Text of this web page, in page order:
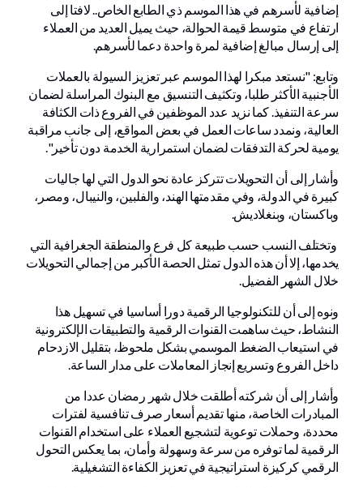
إضافية لأسرهم في هذا الموسم ذي الطابع الخاص.. لافتا إلى
ارتفاع في متوسط قيمة الحوالة، حيث يميل العديد من العملاء
إلى إرسال مبالغ إضافية لمرة واحدة دعما لأسرهم.
وتابع: "نستعد مبكرا لهذا الموسم عبر تعزيز السيولة بالعملات
الأجنبية الأكثر طلبا، وتكثيف التنسيق مع البنوك المراسلة لضمان
سرعة التنفيذ. كما نزيد عدد الموظفين في الفروع ذات الكثافة
العالية، ونمدد ساعات العمل في بعض المواقع، إلى جانب مراقبة
يومية لحركة التدفقات لضمان استمرارية الخدمة دون تأخير".
وأشار إلى أن التحويلات تتركز عادة نحو الدول التي لها جاليات
كبيرة في الدولة، وفي مقدمتها الهند، والفلبين، والنيبال، ومصر،
وباكستان، وبنغلاديش.
وتختلف النسب حسب طبيعة كل فرع والمنطقة الجغرافية التي
يخدمها، إلا أن هذه الدول تمثل الحصة الأكبر من إجمالي التحويلات
خلال الشهر الفضيل.
ونوه إلى أن للتكنولوجيا الرقمية دورا أساسيا في تسهيل هذا
النشاط، حيث ساهمت القنوات الرقمية والتطبيقات الإلكترونية
في استيعاب الضغط الموسمي بشكل ملحوظ، بتقليل الازدحام
داخل الفروع وتسريع إنجاز المعاملات على مدار الساعة.
وأشار إلى أن شركته أطلقت خلال شهر رمضان عددا من
المبادرات الخاصة، منها تقديم أسعار صرف تنافسية لفترات
محددة، وحملات توعوية لتشجيع العملاء على استخدام القنوات
الرقمية لما توفره من سرعة وسهولة وأمان، بما يعكس التحول
الرقمي كركيزة استراتيجية في تعزيز الكفاءة التشغيلية.